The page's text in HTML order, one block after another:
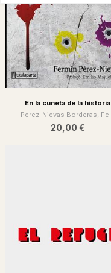
En la cuneta de la historia
Perez-Nievas Borderas, Fe...
20,00 €